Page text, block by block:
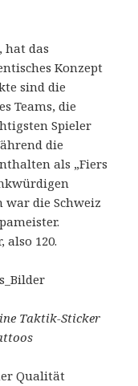
hat das
Konzept
sind die
Teams, die
Spieler
die
als „Fiers
war die Schweiz
also 120.
Taktik-Sticker
Qualität